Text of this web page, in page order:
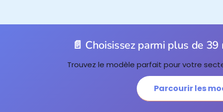
📄 Choisissez parmi plus de
Trouvez le modèle parfait pour votre
Parcourir les